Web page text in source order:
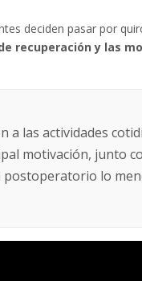
deciden pasar por
recuperación y las
a las actividades
motivación, junto
postoperatorio lo